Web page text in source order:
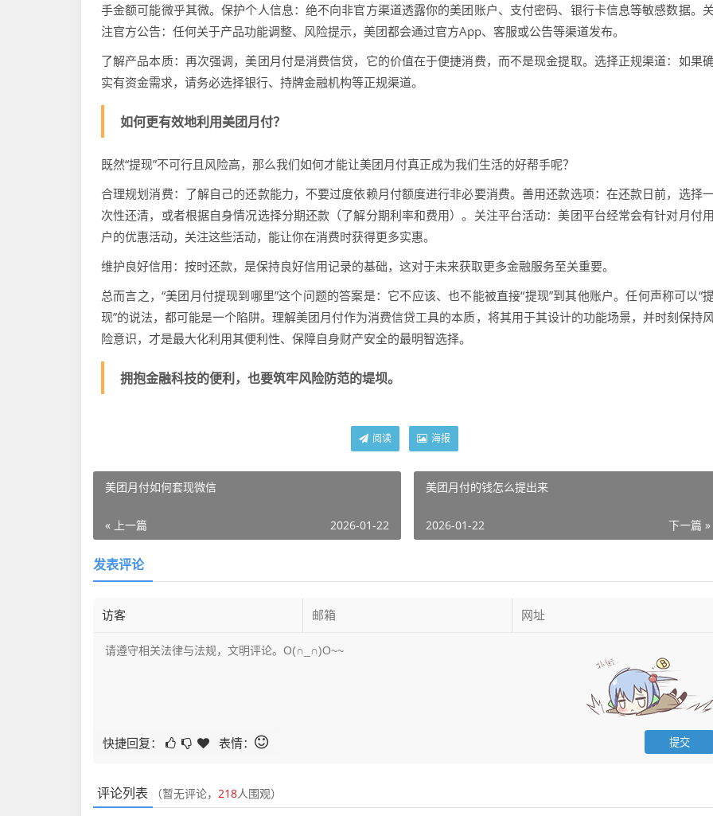
手金额可能微乎其微。保护个人信息：绝不向非官方渠道透露你的美团账户、支付密码、银行卡信息等敏感数据。关
注官方公告：任何关于产品功能调整、风险提示，美团都会通过官方App、客服或公告等渠道发布。
了解产品本质：再次强调，美团月付是消费信贷，它的价值在于便捷消费，而不是现金提取。选择正规渠道：如果确
实有资金需求，请务必选择银行、持牌金融机构等正规渠道。
如何更有效地利用美团月付？
既然“提现”不可行且风险高，那么我们如何才能让美团月付真正成为我们生活的好帮手呢？
合理规划消费：了解自己的还款能力，不要过度依赖月付额度进行非必要消费。善用还款选项：在还款日前，选择
次性还清，或者根据自身情况选择分期还款（了解分期利率和费用）。关注平台活动：美团平台经常会有针对月付用
户的优惠活动，关注这些活动，能让你在消费时获得更多实惠。
维护良好信用：按时还款，是保持良好信用记录的基础，这对于未来获取更多金融服务至关重要。
总而言之，“美团月付提现到哪里”这个问题的答案是：它不应该、也不能被直接“提现”到其他账户。任何声称可以“提
现”的说法，都可能是一个陷阱。理解美团月付作为消费信贷工具的本质，将其用于其设计的功能场景，并时刻保持风
险意识，才是最大化利用其便利性、保障自身财产安全的最明智选择。
拥抱金融科技的便利，也要筑牢风险防范的堤坝。
阅读 海报
美团月付如何套现微信
« 上一篇 2026-01-22
美团月付的钱怎么提出来
下一篇 »
2026-01-22
发表评论
快捷回复： 表情：
评论列表 （暂无评论， 218人围观）